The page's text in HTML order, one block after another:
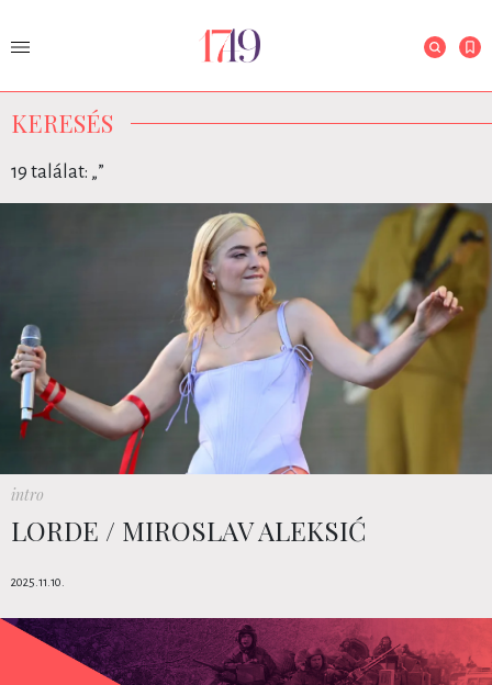
KERESÉS
19 találat: „”
intro
LORDE / MIROSLAV ALEKSIĆ
2025.11.10.